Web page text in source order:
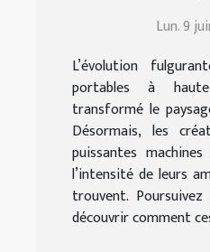
leur impact
créatif
Lun. 9
L’évolution
portables à
transformé le
Désormais, les
puissantes
l’intensité de leurs
trouvent.
découvrir comment